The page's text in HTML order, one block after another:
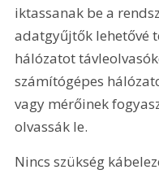
iktassanak be a
adatgyűjtők lehetővé
hálózatot
számítógépes
vagy mérőinek
olvassák le.
Nincs szükség